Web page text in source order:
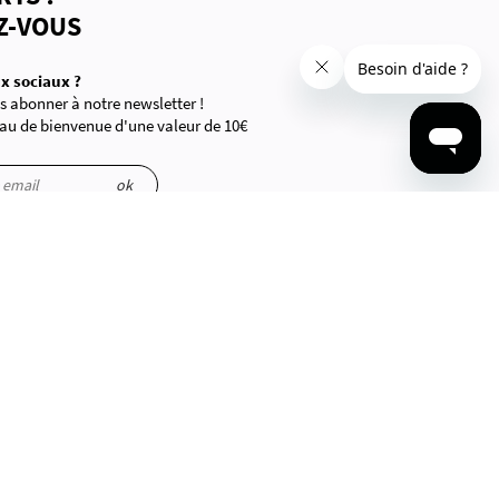
VOUS
sociaux ?
abonner à notre newsletter !
de bienvenue d'une valeur de 10€
ok
sont manipulées.